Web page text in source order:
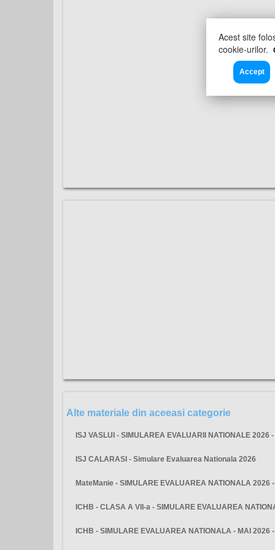
Alte materiale din aceeasi categorie
ISJ VASLUI - SIMULAREA EVALUARII NATIONALE 2026
ISJ CALARASI - Simulare Evaluarea Nationala 2026
MateManie - SIMULARE EVALUAREA NATIONALA 2026
ICHB - CLASA A VII-a - SIMULARE EVALUAREA
ICHB - SIMULARE EVALUAREA NATIONALA - MAI 2026
Acest site
cookie-urilor.
Accept